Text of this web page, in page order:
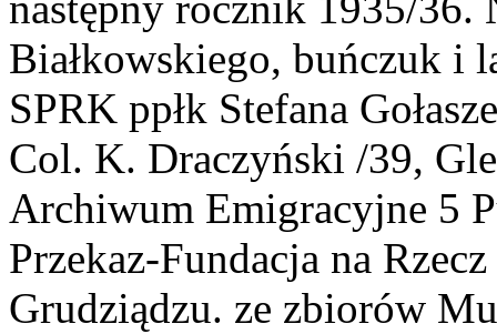
Białkowskiego, buńczuk i
SPRK ppłk Stefana
Col. K. Draczyński /39,
Archiwum Emigracyjne 5
Przekaz-Fundacja na
Grudziądzu. ze zbiorów